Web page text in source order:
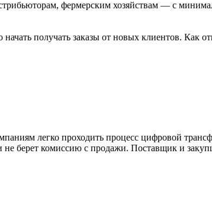
фермерским хозяйствам — с
получать заказы от новых клиентов. Как
легко проходить процесс цифровой
берет комиссию с продажи. Поставщик и